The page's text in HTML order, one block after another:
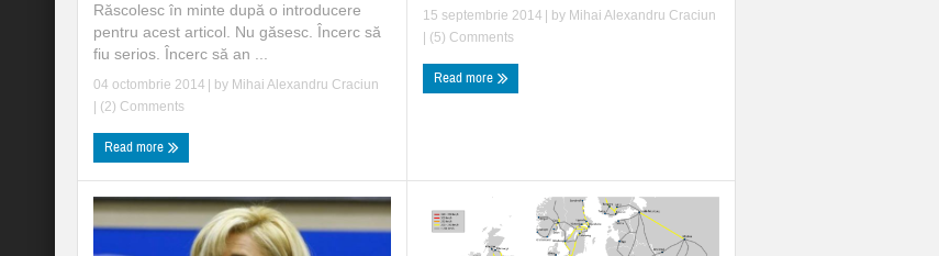
Răscolesc în minte după o introducere
pentru acest articol. Nu găsesc. Încerc să
fiu serios. Încerc să an ...
04 octombrie 2014 | by Mihai Alexandru Craciun
(2) Comments
Read more
15 septembrie 2014 | by Mihai Alexandru Craciun
(5) Comments
Read more